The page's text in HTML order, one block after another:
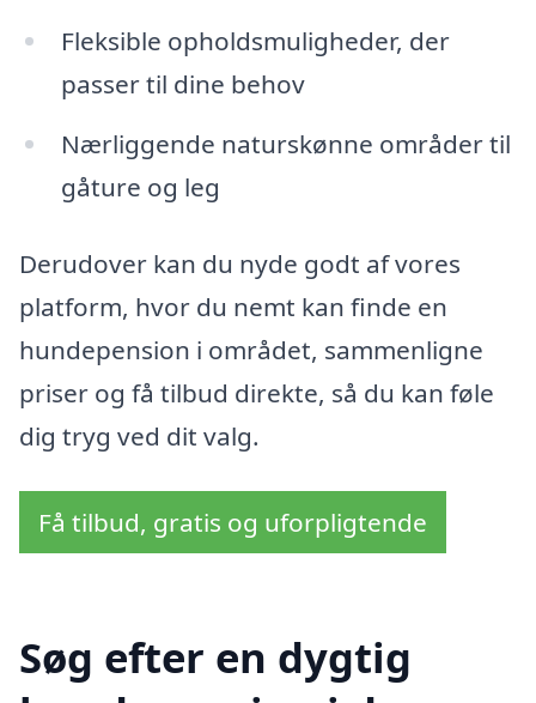
Fleksible opholdsmuligheder, der
passer til dine behov
Nærliggende naturskønne områder til
gåture og leg
Derudover kan du nyde godt af vores
platform, hvor du nemt kan finde en
hundepension i området, sammenligne
priser og få tilbud direkte, så du kan føle
dig tryg ved dit valg.
Få tilbud, gratis og uforpligtende
Søg efter en dygtig